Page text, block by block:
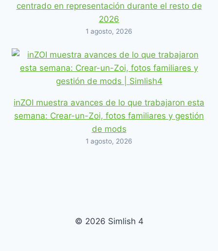
centrado en representación durante el resto de
2026
1 agosto, 2026
inZOI muestra avances de lo que trabajaron esta
semana: Crear-un-Zoi, fotos familiares y gestión
de mods
1 agosto, 2026
© 2026 Simlish 4